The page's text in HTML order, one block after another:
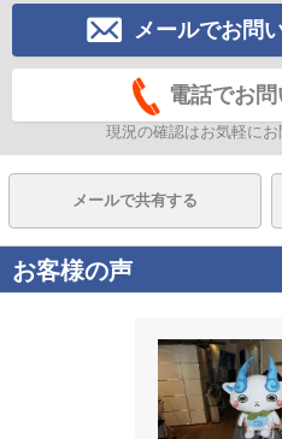
メールでお問
電話でお
現況の確認はお気軽にお
メールで共有する
お客様の声